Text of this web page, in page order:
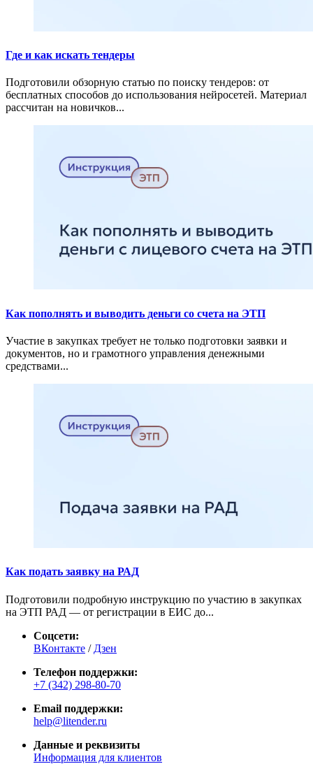
Где и как искать тендеры
Подготовили обзорную статью по поиску тендеров: от
бесплатных способов до использования нейросетей. Материал
рассчитан на новичков...
Как пополнять и выводить деньги со счета на ЭТП
Участие в закупках требует не только подготовки заявки и
документов, но и грамотного управления денежными
средствами...
Как подать заявку на РАД
Подготовили подробную инструкцию по участию в закупках
на ЭТП РАД — от регистрации в ЕИС до...
Соцсети:
ВКонтакте / Дзен
Телефон поддержки:
+7 (342) 298-80-70
Email поддержки:
help@litender.ru
Данные и реквизиты
Информация для клиентов